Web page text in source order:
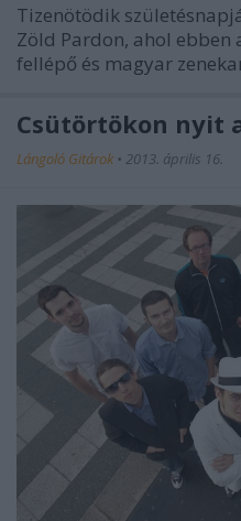
Tizenötödik
Zöld Pardon, ahol
fellépő és magyar
Csütörtökon nyit
Lángoló Gitárok • 2013. április 16.